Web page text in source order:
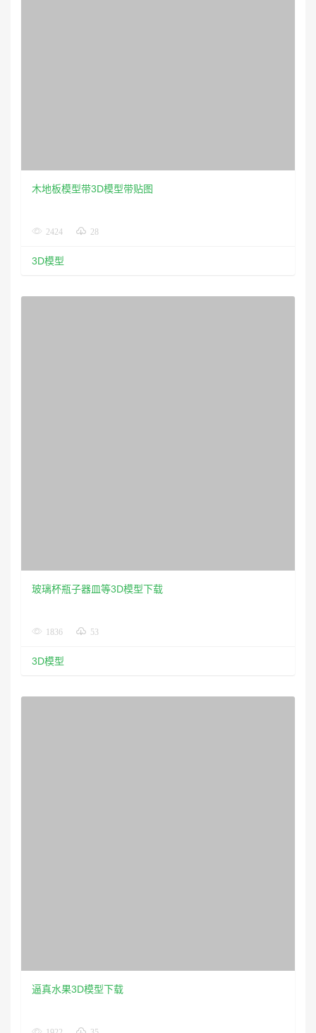
木地板模型带3D模型带贴图
2424 28
3D模型
玻璃杯瓶子器皿等3D模型下载
1836 53
3D模型
逼真水果3D模型下载